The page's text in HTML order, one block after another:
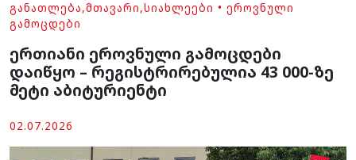
ᲒᲐᲜᲐᲗᲚᲔᲑᲐ,ᲛᲗᲐᲕᲐᲠᲘ,ᲡᲘᲐᲮᲚᲔᲔᲑᲘ • ᲔᲠᲝᲕᲜᲣᲚᲘ
ᲒᲐᲛᲝᲪᲓᲔᲑᲘ
ერთიანი ეროვნული გამოცდები
დაიწყო – რეგისტრირებულია 43 000-ზე
მეტი აბიტურიენტი
02.07.2026